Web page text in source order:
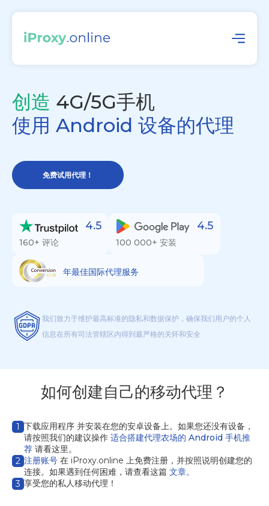
创造 4G/5G手机
使用 Android 设备的代理
免费试用代理！
4.5
160+ 评论
4.5
100 000+ 安装
年最佳国际代理服务
我们致力于维护最高标准的隐私和数据保护，确保我们用户的个人
信息在所有司法管辖区内得到最严格的关怀和安全
如何创建自己的移动代理？
1 下载应用程序 并安装在您的安卓设备上。如果您还没有设备，
请按照我们的建议操作 适合搭建代理农场的 Android 手机推
荐 请看这里。
2 注册账号 在 iProxy.online 上免费注册，并按照说明创建您的
连接。如果遇到任何困难，请查看这篇 文章。
3 享受您的私人移动代理！